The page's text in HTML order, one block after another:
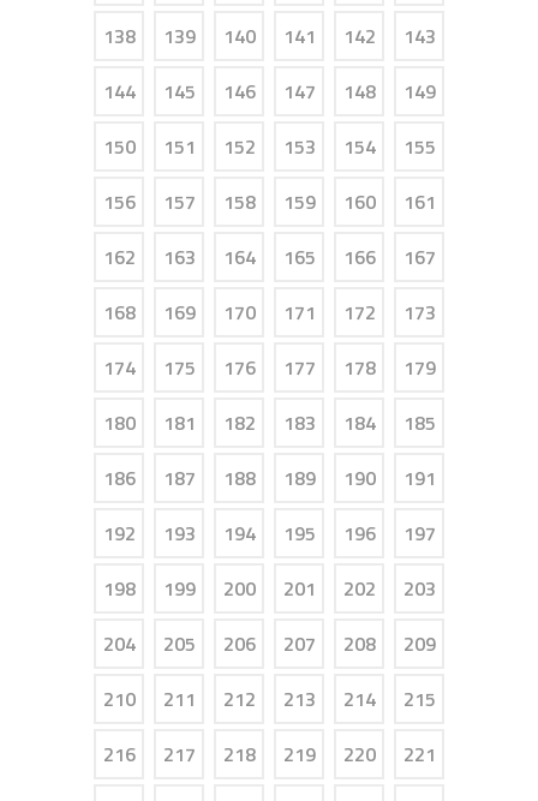
138
139 140 141 142
143
144
145 146 147 148
149
150
151 152 153 154
155
156
157 158 159 160
161
162
163 164 165 166
167
168
169 170 171 172
173
174
175 176 177 178
179
180
181 182 183 184
185
186
187 188 189 190
191
192
193 194 195 196
197
198
199 200 201 202
203
204
205 206 207 208
209
210
211 212 213 214
215
216
217 218 219 220
221